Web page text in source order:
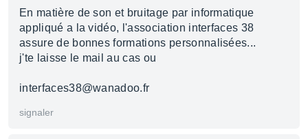
En matière de son et bruitage par informatique
appliqué a la vidéo, l'association interfaces 38
assure de bonnes formations personnalisées...
j'te laisse le mail au cas ou
interfaces38@wanadoo.fr
signaler